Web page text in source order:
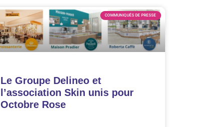
COMMUNIQUÉS DE PRESSE
Le Groupe Delineo et
l’association Skin unis pour
Octobre Rose